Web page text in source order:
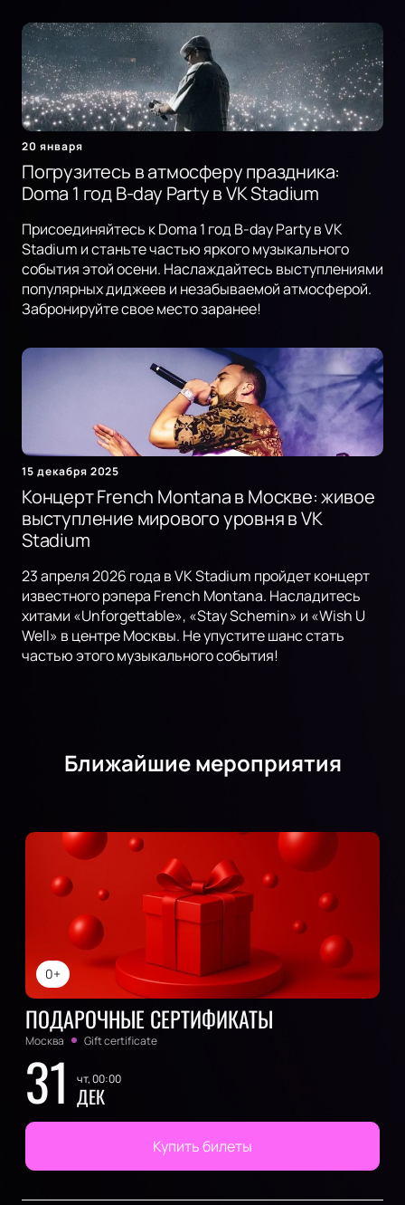
20 января
Погрузитесь в атмосферу праздника:
Doma 1 год B-day Party в VK Stadium
Присоединяйтесь к Doma 1 год B-day Party в VK
Stadium и станьте частью яркого музыкального
события этой осени. Наслаждайтесь выступлениями
популярных диджеев и незабываемой атмосферой.
Забронируйте свое место заранее!
15 декабря 2025
Концерт French Montana в Москве: живое
выступление мирового уровня в VK
Stadium
23 апреля 2026 года в VK Stadium пройдет концерт
известного рэпера French Montana. Насладитесь
хитами «Unforgettable», «Stay Schemin» и «Wish U
Well» в центре Москвы. Не упустите шанс стать
частью этого музыкального события!
Ближайшие мероприятия
0+
ПОДАРОЧНЫЕ СЕРТИФИКАТЫ
Москва Gift certificate
31 чт, 00:00
ДЕК
Купить билеты